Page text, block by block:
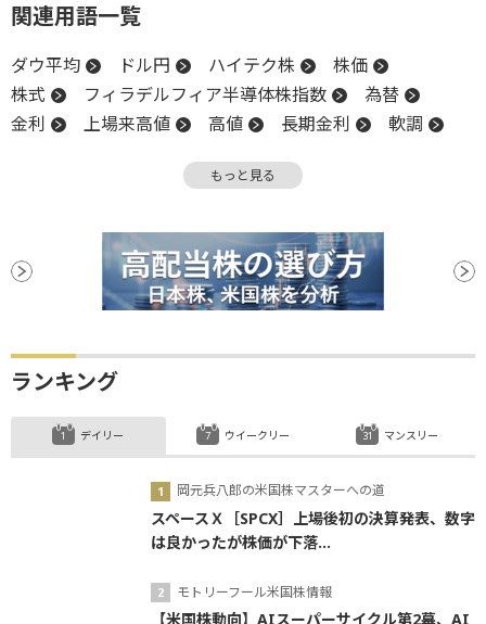
関連用語一覧
ダウ平均 ドル円 ハイテク株
株価
株式
フィラデルフィア半導体株指数
為替
金利
上場来高値 高値 長期金利
軟調
株価指数
ベージュブック
もっと見る
ランキング
デイリー
岡元兵八郎の米国株マスターへの道
スペースＸ［SPCX］上場後初の決算発表、数字
は良かったが株価が下落...
モトリーフール米国株情報
【米国株動向】AIスーパーサイクル第2幕、AI
ウイークリー マンスリー